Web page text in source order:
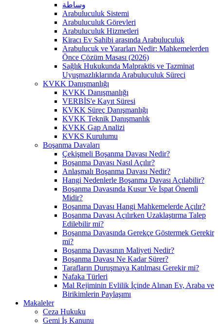
وساطة
Arabuluculuk Sistemi
Arabuluculuk Görevleri
Arabuluculuk Hizmetleri
Kiracı Ev Sahibi arasında Arabuluculuk
Arabulucuk ve Yararları Nedir: Mahkemelerden
Önce Çözüm Masası (2026)
Sağlık Hukukunda Malpraktis ve Tazminat
Uyuşmazlıklarında Arabuluculuk Süreci
KVKK Danışmanlığı
KVKK Danışmanlığı
VERBİS'e Kayıt Süresi
KVKK Süreç Danışmanlığı
KVKK Teknik Danışmanlık
KVKK Gap Analizi
KVKS Kurulumu
Boşanma Davaları
Çekişmeli Boşanma Davası Nedir?
Boşanma Davası Nasıl Açılır?
Anlaşmalı Boşanma Davası Nedir?
Hangi Nedenlerle Boşanma Davası Açılabilir?
Boşanma Davasında Kusur Ve İspat Önemli
Midir?
Boşanma Davası Hangi Mahkemelerde Açılır?
Boşanma Davası Açılırken Uzaklaştırma Talep
Edilebilir mi?
Boşanma Davasında Gerekçe Göstermek Gerekir
mi?
Boşanma Davasının Maliyeti Nedir?
Boşanma Davası Ne Kadar Sürer?
Tarafların Duruşmaya Katılması Gerekir mi?
Nafaka Türleri
Mal Rejiminin Evlilik İçinde Alınan Ev, Araba ve
Birikimlerin Paylaşımı
Makaleler
Ceza Hukuku
Gemi İş Kanunu